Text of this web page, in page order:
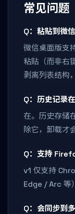
常见问题
Q：粘贴到微
微信桌面版支
粘贴（而非右
剥离列表结构
Q：历史记录
在。历史存储
除它，卸载才
Q：支持
v1 仅支持
Edge / Arc 等
Q：会同步到